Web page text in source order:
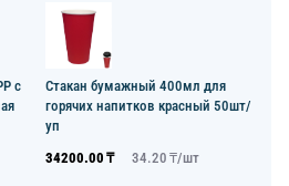
с
Стакан бумажный 400мл для
горячих напитков красный 50шт/
уп
34200.00 ₸ 34.20 ₸/шт